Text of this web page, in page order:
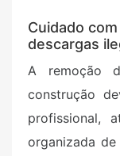
Cuidado
descargas
A remoção
construção
profissional,
organizada